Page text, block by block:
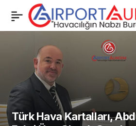
Türk Hava Kartalları,
Havacılıktan İlham
Duruş, Unvandan
Önemli!